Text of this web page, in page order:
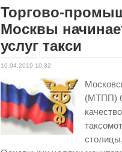
Торгово-
Москвы
услуг такси
10.04.2019 10:32
(МТПП)